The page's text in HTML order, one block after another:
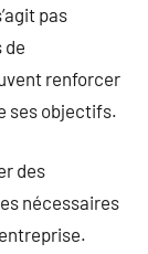
pas
de
renforcer
ses objectifs.
des
nécessaires